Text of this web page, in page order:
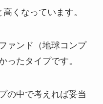
くなっています。
ァンド（地球コンプ
ったタイプです。
の中で考えれば妥当